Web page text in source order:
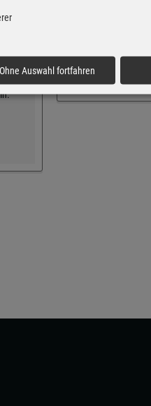
Sonntag
Feiertag
Ohne Auswahl fortfahren